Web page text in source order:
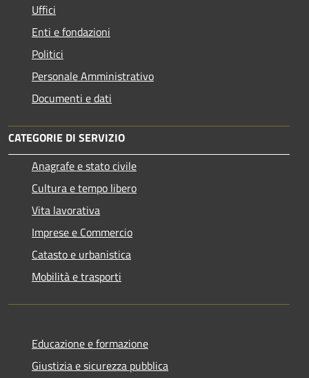
Uffici
Enti e fondazioni
Politici
Personale Amministrativo
Documenti e dati
CATEGORIE DI SERVIZIO
Anagrafe e stato civile
Cultura e tempo libero
Vita lavorativa
Imprese e Commercio
Catasto e urbanistica
Mobilità e trasporti
Educazione e formazione
Giustizia e sicurezza pubblica